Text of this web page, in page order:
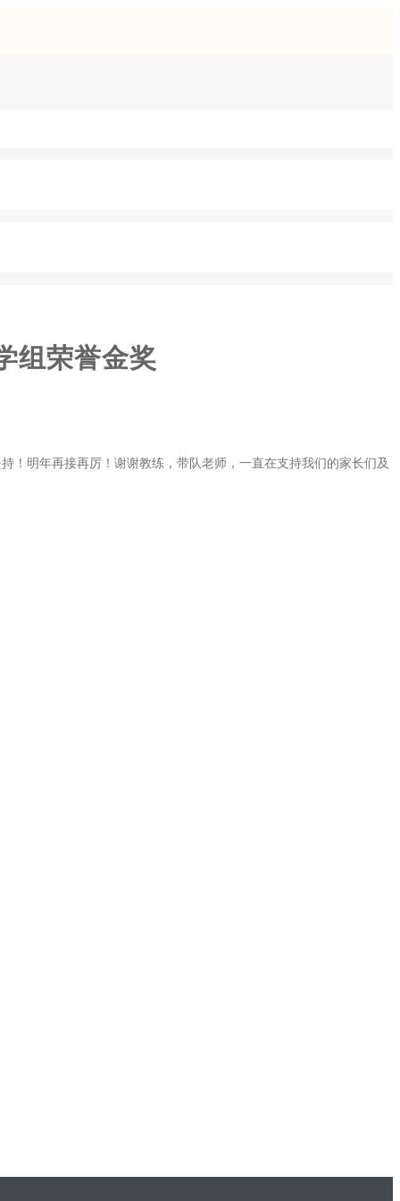
组荣誉金奖
！明年再接再厉！谢谢教练，带队老师，一直在支持我们的家长们及